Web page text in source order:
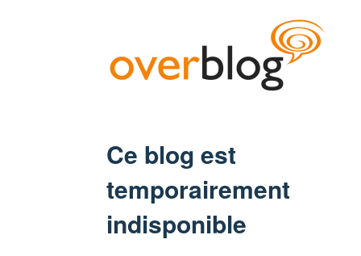
Ce blog est
temporairement
indisponible